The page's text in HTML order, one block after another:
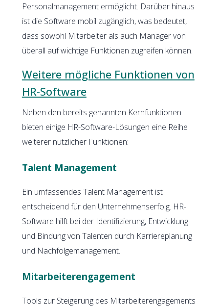
Personalmanagement ermöglicht. Darüber hinaus
ist die Software mobil zugänglich, was bedeutet,
dass sowohl Mitarbeiter als auch Manager von
überall auf wichtige Funktionen zugreifen können.
Weitere mögliche Funktionen von
HR-Software
Neben den bereits genannten Kernfunktionen
bieten einige HR-Software-Lösungen eine Reihe
weiterer nützlicher Funktionen:
Talent Management
Ein umfassendes Talent Management ist
entscheidend für den Unternehmenserfolg. HR-
Software hilft bei der Identifizierung, Entwicklung
und Bindung von Talenten durch Karriereplanung
und Nachfolgemanagement.
Mitarbeiterengagement
Tools zur Steigerung des Mitarbeiterengagements